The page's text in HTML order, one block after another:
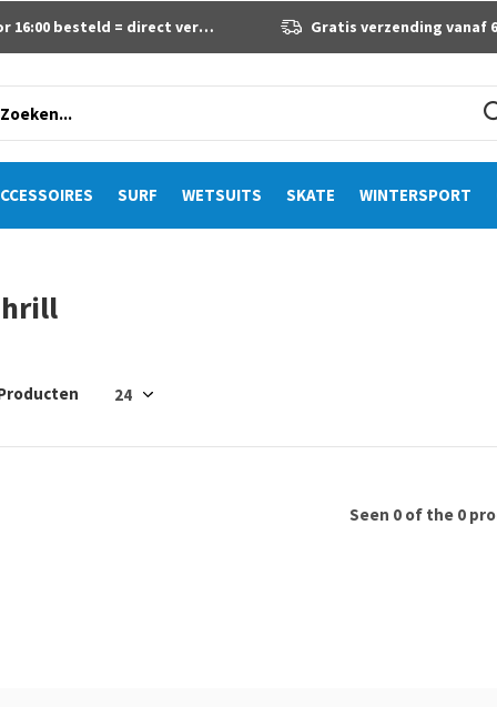
SURF WETSUITS SKATE WINTERSPORT
16:00 besteld = direct verzonden Gratis verzending vanaf 60 euro
Seen 0 of the 0